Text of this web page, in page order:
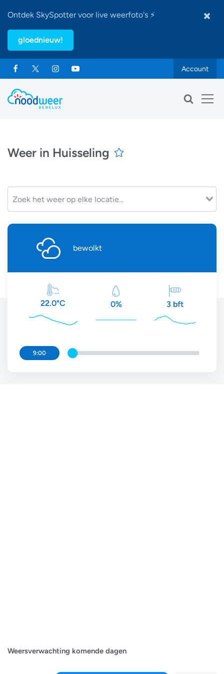
Ontdek SkySpotter voor live weerfoto's ⚡
gloednieuw!
Account
Weer in Huisseling
bewolkt
22.0°C 0% 3 bft
9:00
Weersverwachting komende dagen